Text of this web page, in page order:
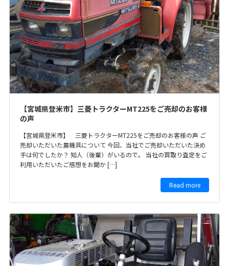
【宮城県登米市】三菱トラクターMT225をご売却のお客様
の声
【宮城県登米市】 三菱トラクターMT225をご売却のお客様の声 ご
売却いただいた農機具について 今回、当社でご売却いただいた決め
手は何でしたか？ 知人（後輩）がいるので。 当社の買取り査定をご
利用いただいたご感想をお聞か […]
Read more